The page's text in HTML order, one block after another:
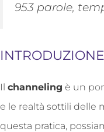
953 parole,
INTRODUZIONE
Il channeling è un
e le realtà sottili delle
questa pratica,